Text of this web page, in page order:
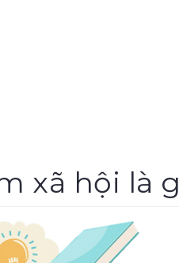
xã hội là